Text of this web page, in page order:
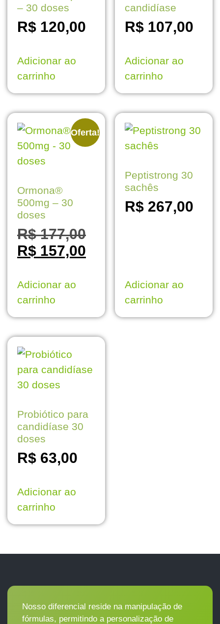
– 30 doses
R$ 120,00
Adicionar ao
carrinho
candidíase
R$ 107,00
Adicionar ao
carrinho
Oferta!
Ormona®
500mg – 30
doses
R$177,00
R$ 157,00
Adicionar ao
carrinho
Peptistrong 30
sachês
R$ 267,00
Adicionar ao
carrinho
Probiótico para
candidíase 30
doses
R$ 63,00
Adicionar ao
carrinho
Nosso diferencial reside na manipulação de
fórmulas, permitindo a personalização de